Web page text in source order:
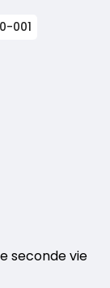
001
seconde vie